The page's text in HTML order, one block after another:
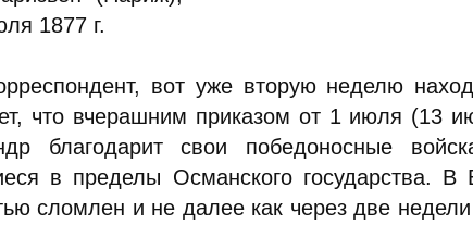
1877 г.
вот уже вторую неделю
что вчерашним приказом от 1 июля (13
благодарит свои победоносные
в пределы Османского государства.
сломлен и не далее как через две